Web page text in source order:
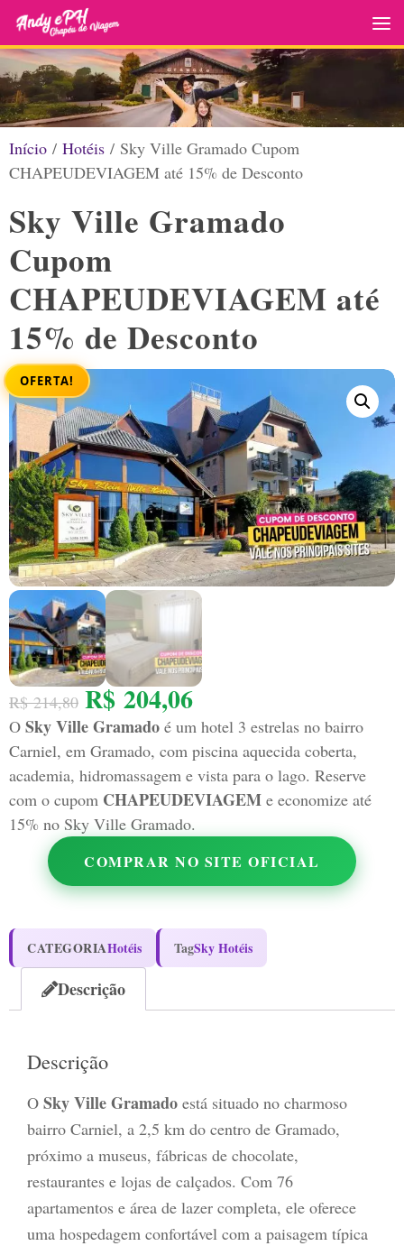
Skip to content
Início / Hotéis / Sky Ville Gramado Cupom
CHAPEUDEVIAGEM até 15% de Desconto
Sky Ville Gramado
Cupom
CHAPEUDEVIAGEM até
15% de Desconto
OFERTA!
R$214,80 R$204,06
O Sky Ville Gramado é um hotel 3 estrelas no bairro
Carniel, em Gramado, com piscina aquecida coberta,
academia, hidromassagem e vista para o lago. Reserve
com o cupom CHAPEUDEVIAGEM e economize até
15% no Sky Ville Gramado.
COMPRAR NO SITE OFICIAL
CATEGORIAHotéis TagSky Hotéis
Descrição
Descrição
O Sky Ville Gramado está situado no charmoso
bairro Carniel, a 2,5 km do centro de Gramado,
próximo a museus, fábricas de chocolate,
restaurantes e lojas de calçados. Com 76
apartamentos e área de lazer completa, ele oferece
uma hospedagem confortável com a paisagem típica